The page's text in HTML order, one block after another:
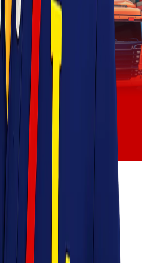
Manufaktur